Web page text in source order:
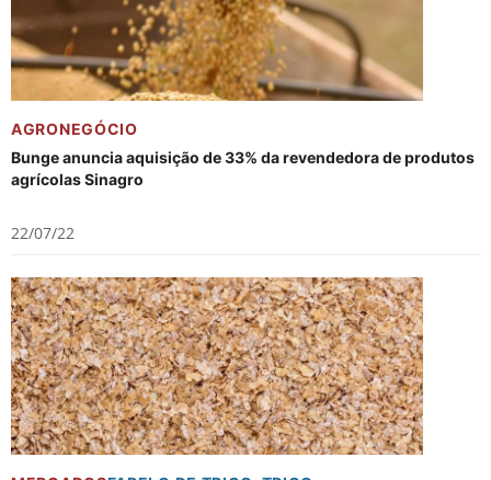
AGRONEGÓCIO
Bunge anuncia aquisição de 33% da revendedora de produtos
agrícolas Sinagro
22/07/22